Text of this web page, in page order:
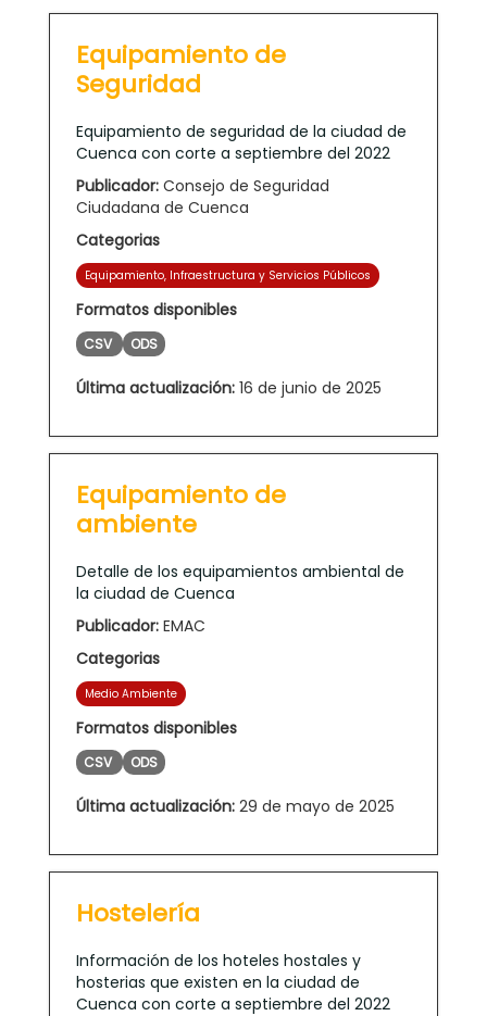
Equipamiento de
Seguridad
Equipamiento de seguridad de la ciudad de
Cuenca con corte a septiembre del 2022
Publicador: Consejo de Seguridad
Ciudadana de Cuenca
Categorias
Equipamiento, Infraestructura y Servicios Públicos
Formatos disponibles
CSV ODS
Última actualización: 16 de junio de 2025
Equipamiento de
ambiente
Detalle de los equipamientos ambiental de
la ciudad de Cuenca
Publicador: EMAC
Categorias
Medio Ambiente
Formatos disponibles
CSV ODS
Última actualización: 29 de mayo de 2025
Hostelería
Información de los hoteles hostales y
hosterias que existen en la ciudad de
Cuenca con corte a septiembre del 2022